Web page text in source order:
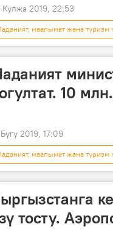
Кулжа 2019, 22:53
маалымат жана туризм
10
2019, 17:09
маалымат жана туризм
акча
тосту.